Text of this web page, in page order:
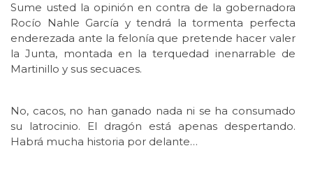
Sume usted la opinión en contra de la gobernadora
Rocío Nahle García y tendrá la tormenta perfecta
enderezada ante la felonía que pretende hacer valer
la Junta, montada en la terquedad inenarrable de
Martinillo y sus secuaces.
No, cacos, no han ganado nada ni se ha consumado
su latrocinio. El dragón está apenas despertando.
Habrá mucha historia por delante…